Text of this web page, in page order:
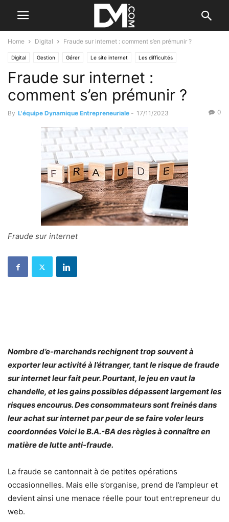
Home Digital Fraude sur internet : comment s’en prémunir ?
Digital Gestion Gérer Le site internet Les difficultés
Fraude sur internet :
comment s’en prémunir ?
By L'équipe Dynamique Entrepreneuriale - 17/11/2023 0
Fraude sur internet
Nombre d’e-marchands rechignent trop souvent à
exporter leur activité à l’étranger, tant le risque de fraude
sur internetleur fait peur. Pourtant, le jeu en vaut la
chandelle, et les gains possibles dépassent largement les
risques encourus. Des consommateurs sont freinés dans
leur achat sur internet par peur de se faire voler leurs
coordonnées Voici le B.A.-BA des règles à connaître en
matière de lutte anti-fraude.
La fraude se cantonnait à de petites opérations
occasionnelles. Mais elle s’organise, prend de l’ampleur et
devient ainsi une menace réelle pour tout entrepreneur du
web.